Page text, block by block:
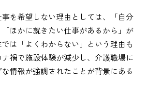
を希望しない理由としては、「自分
ほかに就きたい仕事があるから」が
は「よくわからない」という理由も
禍で施設体験が減少し、介護職場に
情報が強調されたことが背景にある